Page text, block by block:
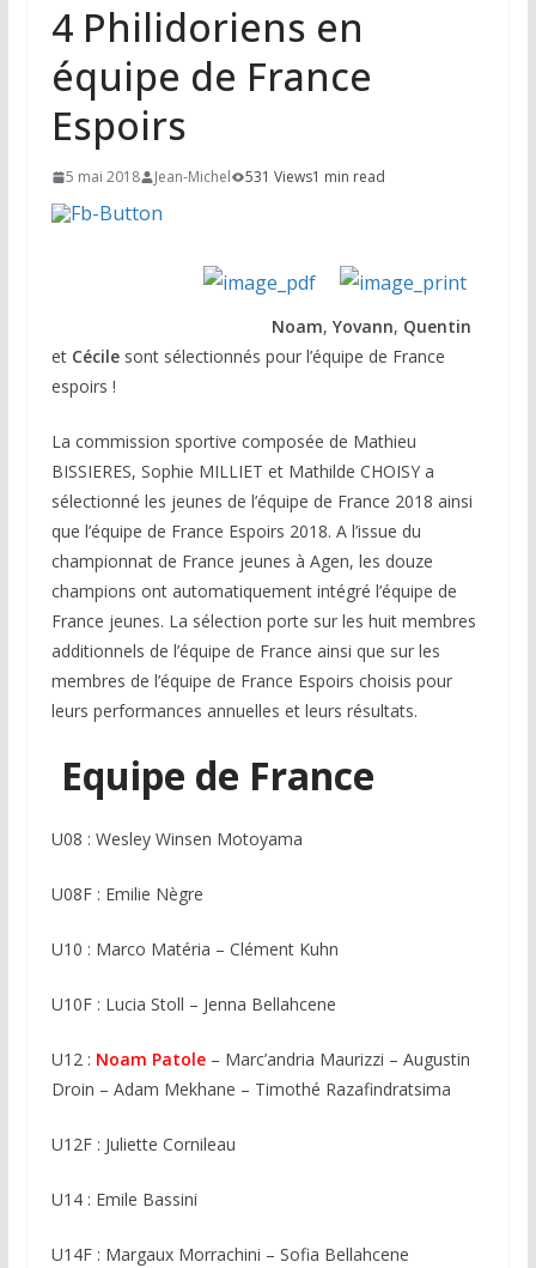
4 Philidoriens en
équipe de France
Espoirs
5 mai 2018 Jean-Michel 531 Views1 min read
Noam, Yovann, Quentin
et Cécilesont sélectionnés pour l’équipe de France
espoirs !
La commission sportive composée de Mathieu
BISSIERES, Sophie MILLIET et Mathilde CHOISY a
sélectionné les jeunes de l’équipe de France 2018 ainsi
que l’équipe de France Espoirs 2018. A l’issue du
championnat de France jeunes à Agen, les douze
champions ont automatiquement intégré l’équipe de
France jeunes. La sélection porte sur les huit membres
additionnels de l’équipe de France ainsi que sur les
membres de l’équipe de France Espoirs choisis pour
leurs performances annuelles et leurs résultats.
Equipe de France
U08 : Wesley Winsen Motoyama
U08F : Emilie Nègre
U10 : Marco Matéria – Clément Kuhn
U10F : Lucia Stoll – Jenna Bellahcene
U12 : Noam Patole– Marc’andria Maurizzi – Augustin
Droin – Adam Mekhane – Timothé Razafindratsima
U12F : Juliette Cornileau
U14 : Emile Bassini
U14F : Margaux Morrachini – Sofia Bellahcene